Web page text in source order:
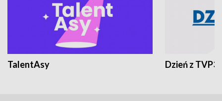
TalentAsy Dzień z TVP3